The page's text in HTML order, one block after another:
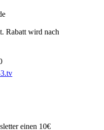
Rabatt wird nach
einen 10€